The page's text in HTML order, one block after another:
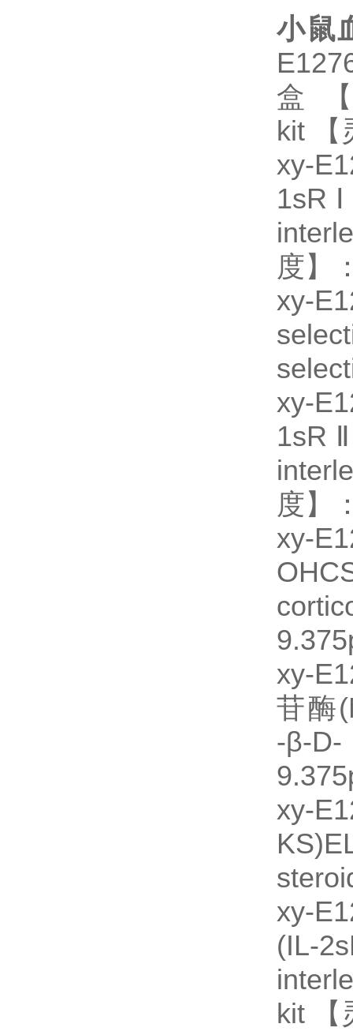
小鼠
盒
kit 【
xy-
度】
xy-
xy-
度】
xy-
xy-
苷酶
-β-
xy-
xy-
(IL-
kit 【